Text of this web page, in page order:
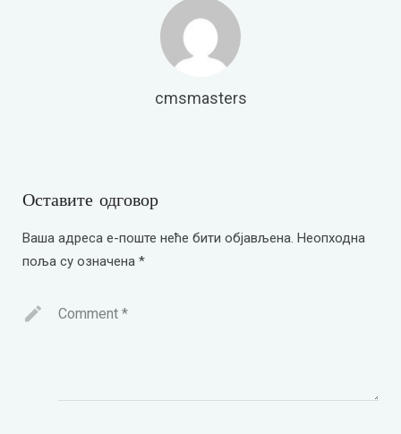
cmsmasters
Оставите одговор
Ваша адреса е-поште неће бити објављена. Неопходна
поља су означена *
Comment *